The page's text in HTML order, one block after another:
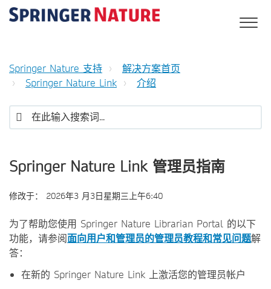
Springer Nature 支持
解决方案首页
Springer Nature Link
介绍
Springer Nature Link 管理员指南
修改于： 2026年3 月3日星期三上午6:40
为了帮助您使用 Springer Nature Librarian Portal 的以下
功能，请参阅面向用户和管理员的管理员教程和常见问题解
答：
在新的 Springer Nature Link 上激活您的管理员帐户